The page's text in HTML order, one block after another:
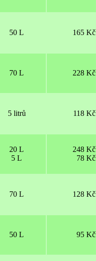
50 L 165 Kč
70 L 228 Kč
5 litrů 118 Kč
20 L
5 L
248 Kč
78 Kč
70 L 128 Kč
50 L 95 Kč